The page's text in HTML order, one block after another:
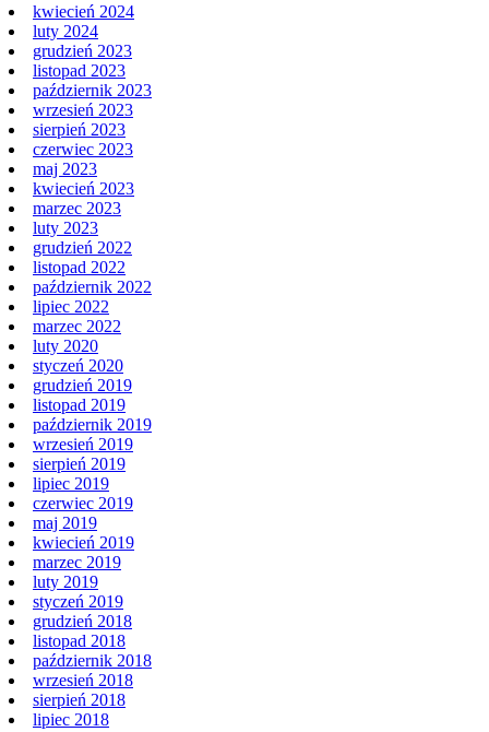
kwiecień 2024
luty 2024
grudzień 2023
listopad 2023
październik 2023
wrzesień 2023
sierpień 2023
czerwiec 2023
maj 2023
kwiecień 2023
marzec 2023
luty 2023
grudzień 2022
listopad 2022
październik 2022
lipiec 2022
marzec 2022
luty 2020
styczeń 2020
grudzień 2019
listopad 2019
październik 2019
wrzesień 2019
sierpień 2019
lipiec 2019
czerwiec 2019
maj 2019
kwiecień 2019
marzec 2019
luty 2019
styczeń 2019
grudzień 2018
listopad 2018
październik 2018
wrzesień 2018
sierpień 2018
lipiec 2018